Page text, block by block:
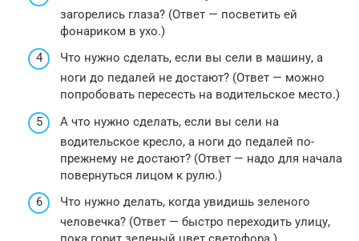
загорелись глаза? (Ответ — посветить ей
фонариком в ухо.)
Что нужно сделать, если вы сели в машину, а
ноги до педалей не достают? (Ответ — можно
попробовать пересесть на водительское место.)
А что нужно сделать, если вы сели на
водительское кресло, а ноги до педалей по-
прежнему не достают? (Ответ — надо для начала
повернуться лицом к рулю.)
Что нужно делать, когда увидишь зеленого
человечка? (Ответ — быстро переходить улицу,